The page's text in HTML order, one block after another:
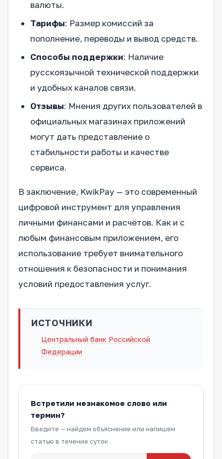
валюты.
Тарифы: Размер комиссий за
пополнение, переводы и вывод средств.
Способы поддержки: Наличие
русскоязычной технической поддержки
и удобных каналов связи.
Отзывы: Мнения других пользователей в
официальных магазинах приложений
могут дать представление о
стабильности работы и качестве
сервиса.
В заключение, KwikPay — это современный
цифровой инструмент для управления
личными финансами и расчётов. Как и с
любым финансовым приложением, его
использование требует внимательного
отношения к безопасности и понимания
условий предоставления услуг.
ИСТОЧНИКИ
Центральный банк Российской
Федерации
Встретили незнакомое слово или
термин?
Введите — найдём объяснение или напишем
статью в течение суток